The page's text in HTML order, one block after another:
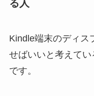
る人
Kindle端末のディス
せばいいと考えてい
です。